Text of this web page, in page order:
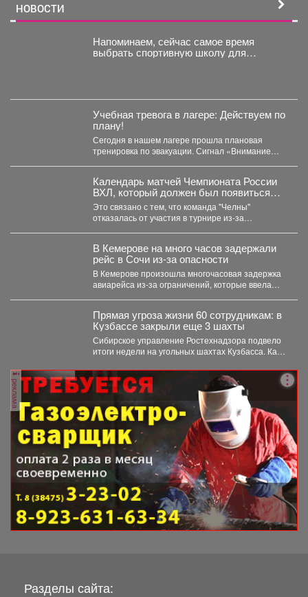
НОВОСТИ
Напоминаем, сейчас самое время
выбрать спортивную школу для
ребёнка.
Учебная тревога в лагере: Действуем по
плану!
Сегодня в нашем лагере прошла плановая
тренировка по эвакуации. Сигнал «Внимание
Календарь матчей Чемпионата России
ВХЛ, который должен был появиться
сегодня, опубликуют позднее.
Это связано с тем, что команда "Челны"
отказалась от участия в турнире из-за
В Кемерове на много часов задержали
рейс в Сочи из-за опасности
В Кемерове произошла многочасовая задержка
авиарейса из-за ограничений, которые ввела
Прямая угроза жизни 60 сотрудникам: в
Кузбассе закрыли еще 3 шахты
Сибирское управление Ростехнадзора подвело
итоги недели на угольных шахтах Кузбасса. Как
реклама
Разделы сайта: